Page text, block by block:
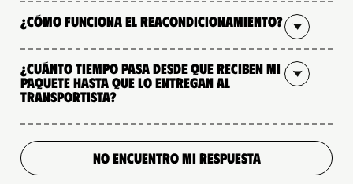
¿Cómo funciona el reacondicionamiento?
¿Cuánto tiempo pasa desde que reciben mi
paquete hasta que lo entregan al
transportista?
NO ENCUENTRO MI RESPUESTA